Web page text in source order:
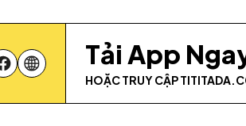
Tải App
HOẶC TRUY CẬP